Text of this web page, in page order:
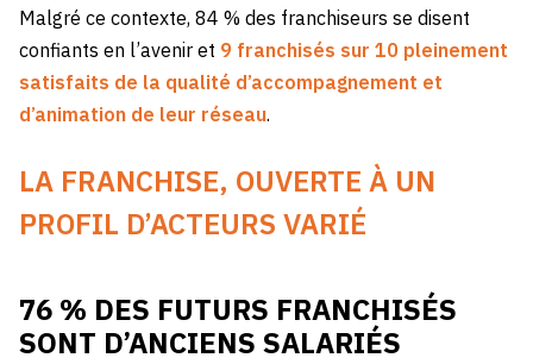
Malgré ce contexte, 84 % des franchiseurs se disent
confiants en l’avenir et 9 franchisés sur 10 pleinement
satisfaits de la qualité d’accompagnement et
d’animation de leur réseau.
LA FRANCHISE, OUVERTE À UN
PROFIL D’ACTEURS VARIÉ
76 % DES FUTURS FRANCHISÉS
SONT D’ANCIENS SALARIÉS